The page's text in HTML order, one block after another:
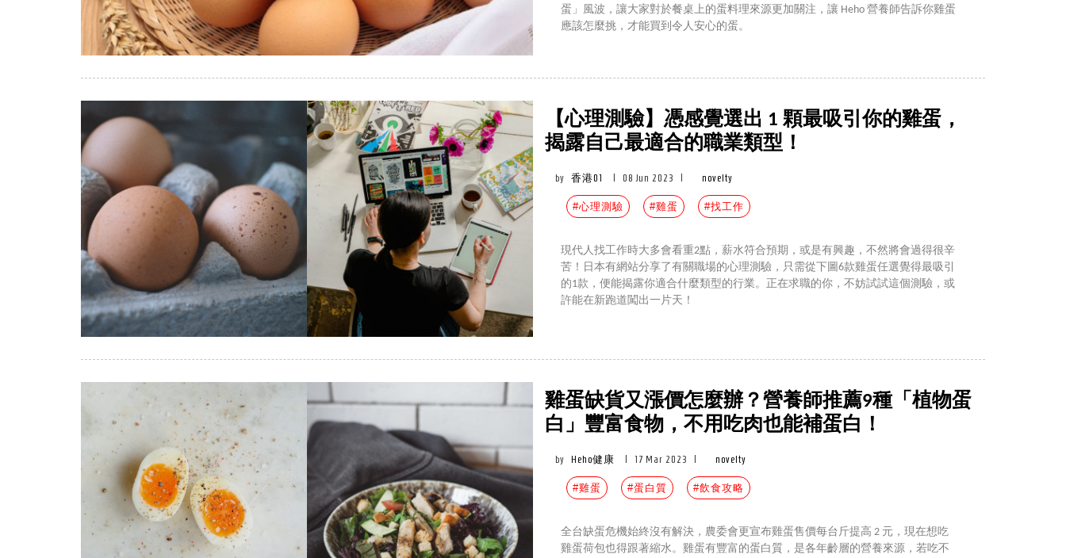
蛋」風波，讓大家對於餐桌上的蛋料理來源更加關注，讓 Heho 營養師告訴你雞蛋
應該怎麼挑，才能買到令人安心的蛋。
【心理測驗】憑感覺選出 1 顆最吸引你的雞蛋，
揭露自己最適合的職業類型！
by 香港01 08 Jun 2023 novelty
#心理測驗 #雞蛋 #找工作
現代人找工作時大多會看重2點，薪水符合預期，或是有興趣，不然將會過得很辛
苦！日本有網站分享了有關職場的心理測驗，只需從下圖6款雞蛋任選覺得最吸引
的1款，便能揭露你適合什麼類型的行業。正在求職的你，不妨試試這個測驗，或
許能在新跑道闖出一片天！
雞蛋缺貨又漲價怎麼辦？營養師推薦9種「植物蛋
白」豐富食物，不用吃肉也能補蛋白！
by Heho健康 17 Mar 2023 novelty
#雞蛋 #蛋白質 #飲食攻略
全台缺蛋危機始終沒有解決，農委會更宣布雞蛋售價每台斤提高 2 元，現在想吃
雞蛋荷包也得跟著縮水。雞蛋有豐富的蛋白質，是各年齡層的營養來源，若吃不